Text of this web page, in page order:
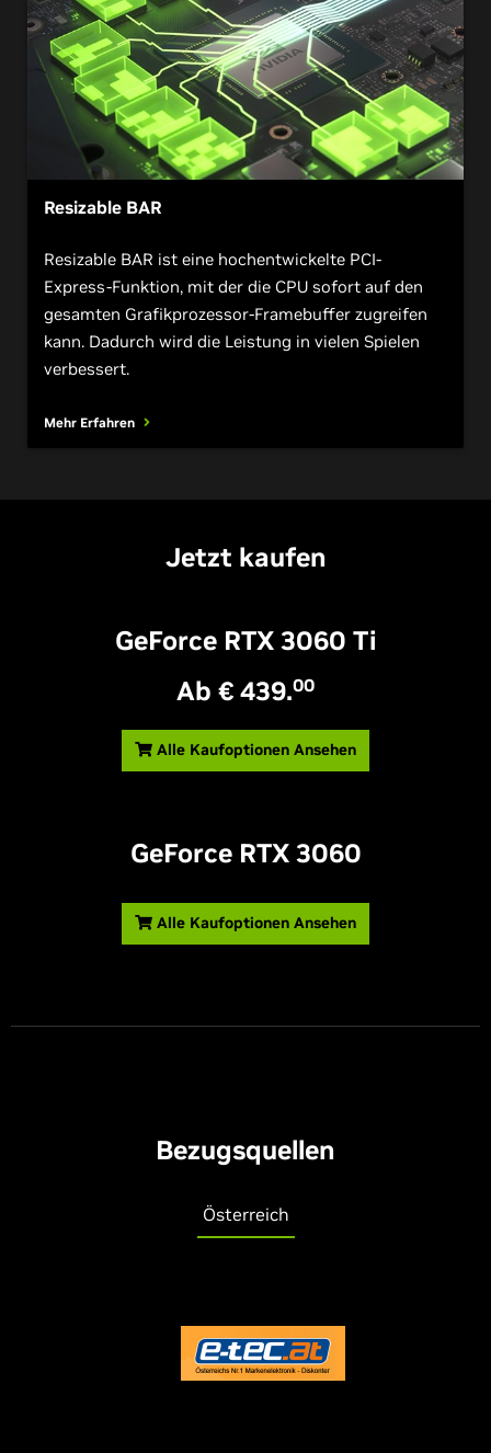
Resizable BAR
Resizable BAR ist eine hochentwickelte PCI-
Express-Funktion, mit der die CPU sofort auf den
gesamten Grafikprozessor-Framebuffer zugreifen
kann. Dadurch wird die Leistung in vielen Spielen
verbessert.
Mehr Erfahren
Jetzt kaufen
GeForce RTX 3060 Ti
Ab € 439.00
Alle Kaufoptionen Ansehen
GeForce RTX 3060
Alle Kaufoptionen Ansehen
Bezugsquellen
Österreich